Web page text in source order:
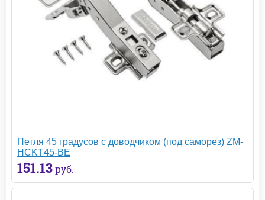
Петля 45 градусов с доводчиком (под саморез) ZM-
HCKT45-BE
151.13 руб.